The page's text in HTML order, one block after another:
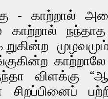
- காற்றால்
காற்றால்
விளக்கு